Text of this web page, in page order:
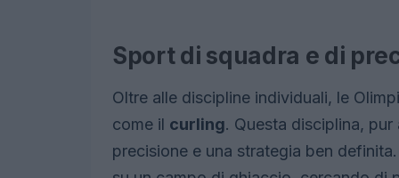
Sport di squadra e di
Oltre alle discipline individuali, le
come il curling. Questa disciplina,
precisione e una strategia ben